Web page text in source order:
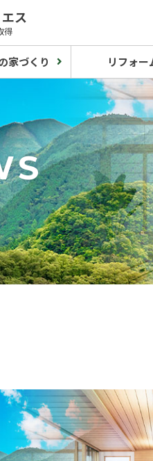
ス
得
家づくり リフォー